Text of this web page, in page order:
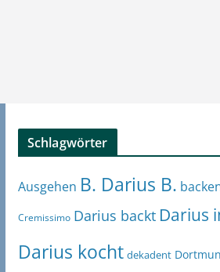
Schlagwörter
Ausgehen B. Darius B.
Cremissimo Darius backt Darius
Darius kocht dekadent